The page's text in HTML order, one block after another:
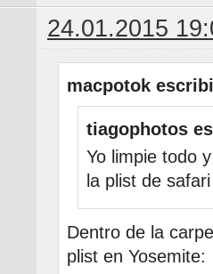
24.01.2015
macpotok
tiagophotos
Yo limpie todo
la plist de
Dentro de la
plist en Yosemite: